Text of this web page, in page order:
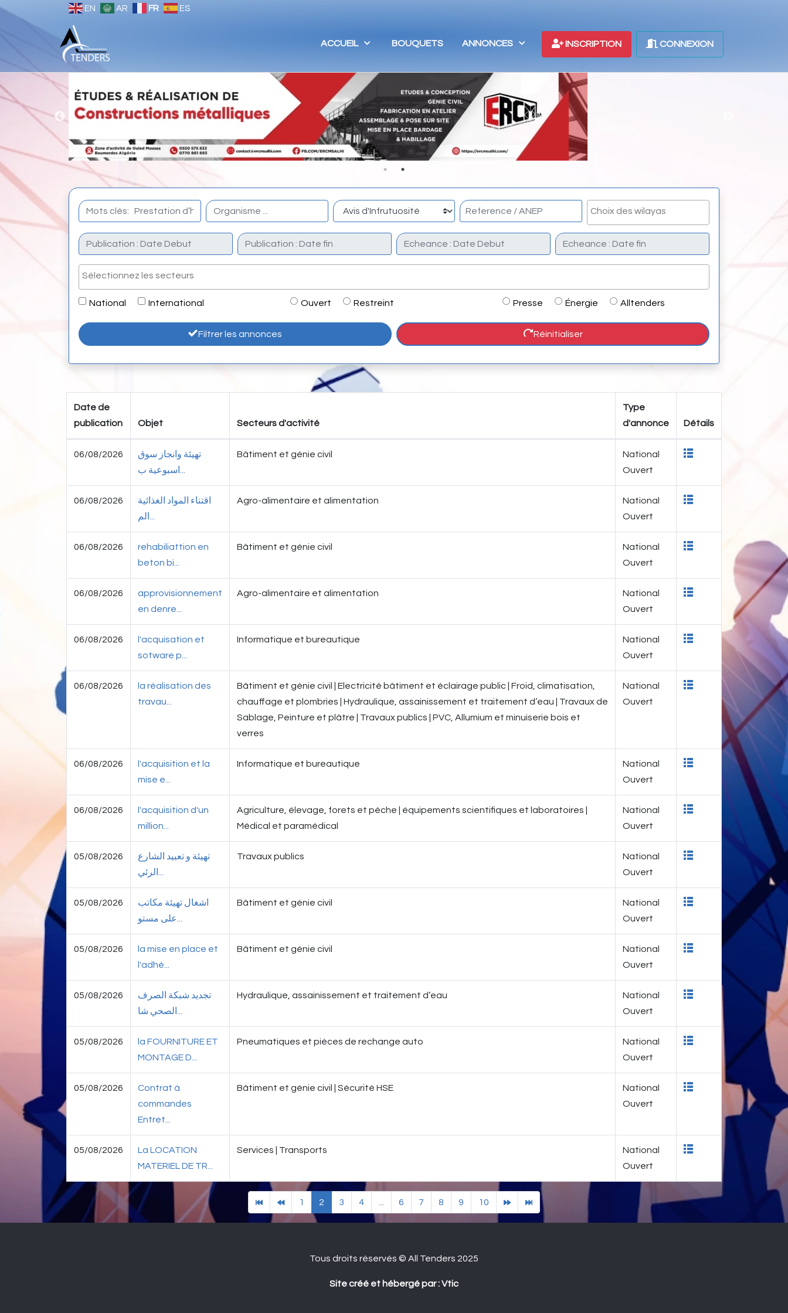
EN AR FR ES
ACCUEIL BOUQUETS ANNONCES INSCRIPTION CONNEXION
National International Ouvert Restreint Presse Énergie Alltenders
Filtrer les annonces Réinitialiser
Date de
publication
Objet Secteurs d'activité
Type
d'annonce
Détails
06/08/2026
تهيئة وانجاز سوق
Bâtiment et génie civil
National
Ouvert
06/08/2026
اقتناء المواد الغذائية
Agro-alimentaire et alimentation
National
Ouvert
06/08/2026
rehabiliattion en
beton bi...
Bâtiment et génie civil
National
Ouvert
06/08/2026
approvisionnement
en denre...
Agro-alimentaire et alimentation
National
Ouvert
06/08/2026
l'acquisation et
sotware p...
Informatique et bureautique
National
Ouvert
06/08/2026
la réalisation des
travau...
Bâtiment et génie civil | Electricité bâtiment et éclairage public | Froid, climatisation,
chauffage et plombries | Hydraulique, assainissement et traitement d’eau | Travaux de
Sablage, Peinture et plâtre | Travaux publics | PVC, Allumium et minuiserie bois et
verres
National
Ouvert
06/08/2026
l'acquisition et la
mise e...
Informatique et bureautique
National
Ouvert
06/08/2026
l'acquisition d'un
million...
Agriculture, élevage, forets et pèche | équipements scientifiques et laboratoires |
Médical et paramédical
National
Ouvert
05/08/2026
تهيئة و تعبيد الشارع
Travaux publics
National
Ouvert
05/08/2026
اشغال تهيئة مكاتب
Bâtiment et génie civil
National
Ouvert
05/08/2026
la mise en place et
l'adhé...
Bâtiment et génie civil
National
Ouvert
05/08/2026
تجديد شبكة الصرف
Hydraulique, assainissement et traitement d’eau
National
Ouvert
05/08/2026
la FOURNITURE ET
MONTAGE D...
Pneumatiques et pièces de rechange auto
National
Ouvert
05/08/2026
Contrat à
commandes
Entret...
Bâtiment et génie civil | Sécurité HSE
National
Ouvert
05/08/2026
La LOCATION
MATERIEL DE TR...
Services | Transports
National
Ouvert
1 2 3 4 6 7 8 9 10
Tous droits réservés © All Tenders 2025
Site créé et hébergé par : Vtic